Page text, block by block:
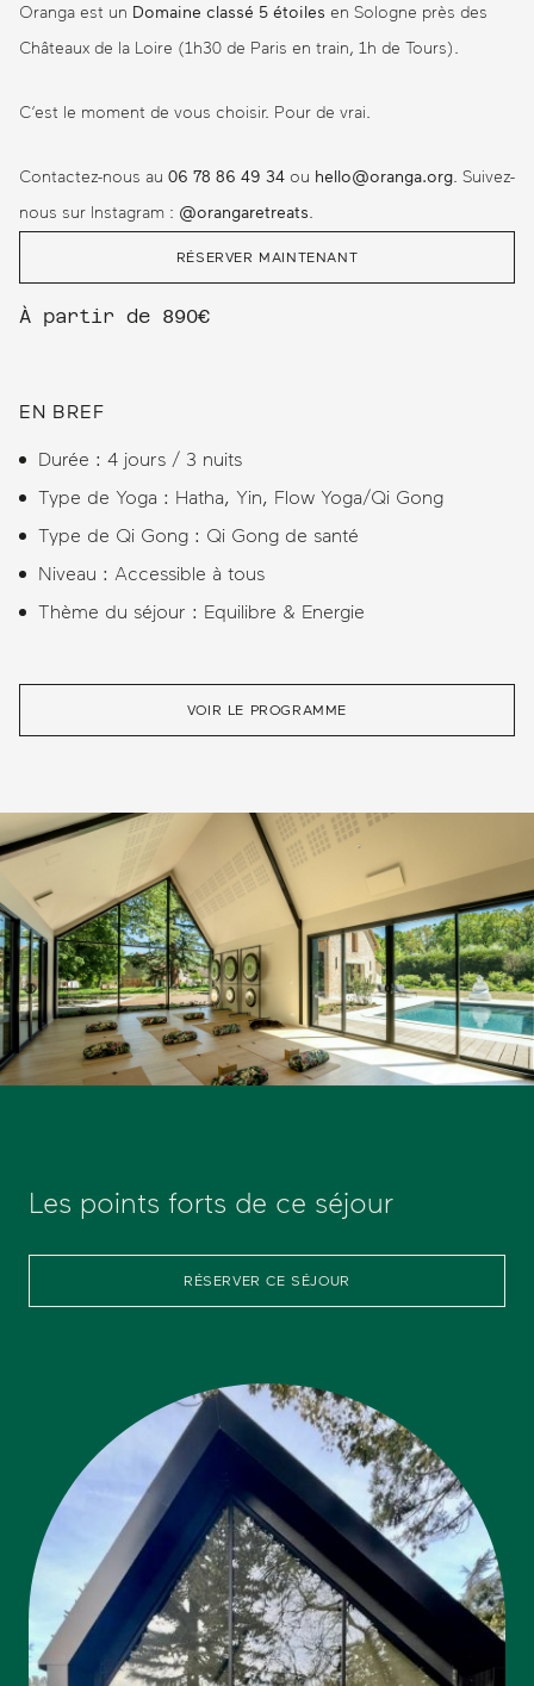
Oranga est un Domaine classé 5 étoiles en Sologne près des
Châteaux de la Loire (1h30 de Paris en train, 1h de Tours).
C’est le moment de vous choisir. Pour de vrai.
Contactez-nous au 06 78 86 49 34 ou hello@oranga.org. Suivez-
nous sur Instagram : @orangaretreats.
RÉSERVER MAINTENANT
À partir de 890€
EN BREF
Durée : 4 jours / 3 nuits
Type de Yoga : Hatha, Yin, Flow Yoga/Qi Gong
Type de Qi Gong : Qi Gong de santé
Niveau : Accessible à tous
Thème du séjour : Equilibre & Energie
VOIR LE PROGRAMME
Les points forts de ce séjour
RÉSERVER CE SÉJOUR